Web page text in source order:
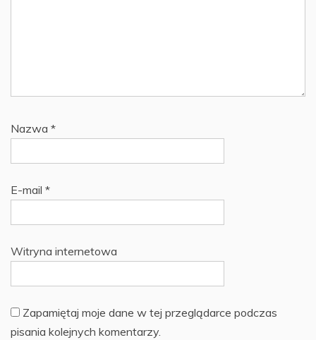
Nazwa *
E-mail *
Witryna internetowa
Zapamiętaj moje dane w tej przeglądarce podczas
pisania kolejnych komentarzy.